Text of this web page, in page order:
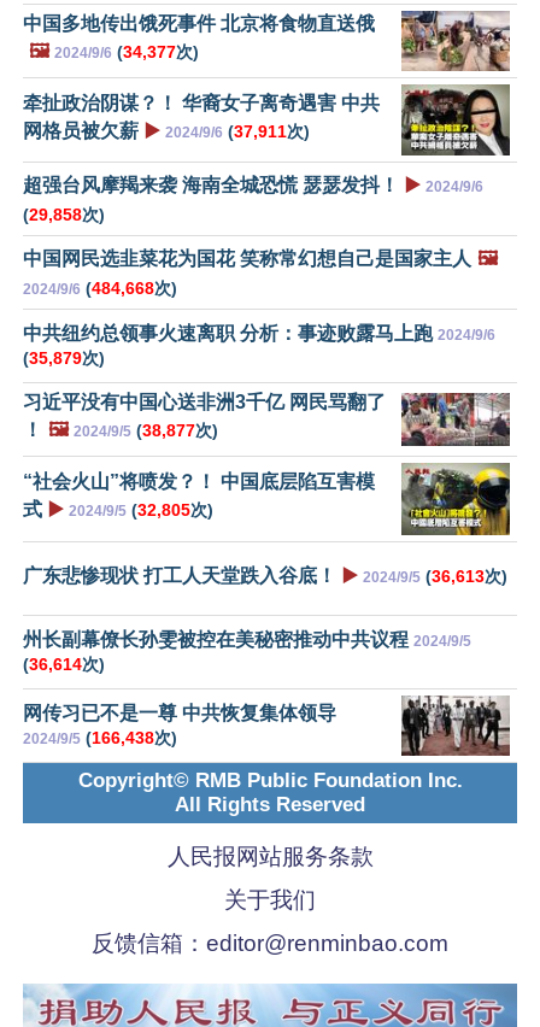
中国多地传出饿死事件 北京将食物直送俄
🖼️ 2024/9/6 (34,377次)
牵扯政治阴谋？！ 华裔女子离奇遇害 中共
网格员被欠薪 ▶️ 2024/9/6 (37,911次)
超强台风摩羯来袭 海南全城恐慌 瑟瑟发抖！ ▶️ 2024/9/6
(29,858次)
中国网民选韭菜花为国花 笑称常幻想自己是国家主人 🖼️
2024/9/6 (484,668次)
中共纽约总领事火速离职 分析：事迹败露马上跑 2024/9/6
(35,879次)
习近平没有中国心送非洲3千亿 网民骂翻了
！
🖼️ 2024/9/5 (38,877次)
“社会火山”将喷发？！ 中国底层陷互害模
式 ▶️ 2024/9/5 (32,805次)
广东悲惨现状 打工人天堂跌入谷底！ ▶️ 2024/9/5 (36,613次)
州长副幕僚长孙雯被控在美秘密推动中共议程 2024/9/5
(36,614次)
网传习已不是一尊 中共恢复集体领导
2024/9/5 (166,438次)
Copyright© RMB Public Foundation Inc.
All Rights Reserved
人民报网站服务条款
关于我们
反馈信箱： editor@renminbao.com